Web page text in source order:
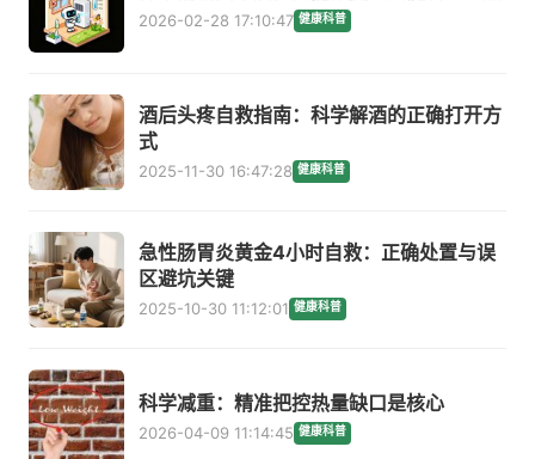
2026-02-28 17:10:47 健康科普
酒后头疼自救指南：科学解酒的正确打开方
式
2025-11-30 16:47:28 健康科普
急性肠胃炎黄金4小时自救：正确处置与误
区避坑关键
2025-10-30 11:12:01 健康科普
科学减重：精准把控热量缺口是核心
2026-04-09 11:14:45 健康科普